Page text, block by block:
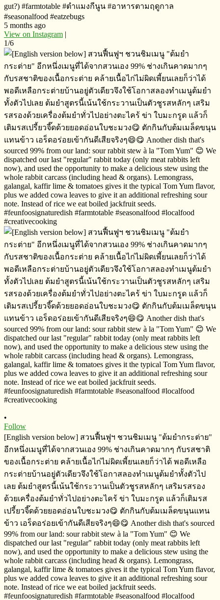
gut?) #farmtotable #ตำแมงกีนูน​ ​#อาหารตามฤดูกาล
#seasonalfood #eatzebugs
5 months ago
View on Instagram |
1/6
•
Follow
[English version below] สวนฟื้นฟูฯ​ ชวนชิมเมนู​ "ต้มยำกระต่าย​"
อีกหนึ่งเมนูที่ได้จากสวนเอง​ 99% ช่างเกินคาดมากๆ​ กับรสชาติ
ของ​เนื้อกระต่าย​ คล้ายเนื้อไก่ไม่ผิดเพี้ยนเลยก็ว่าได้​ พอดีเหลือ
กระต่ายบ้านอยู่ตัวเดียวจึงใช้โอกาสลองทำเมนูต้มยำทั้งตัวไป
เลย​ ต้มยำสูตรนี้เน้นใช้กระวานเป็นตัวชูรสหลักๆ เสริมรสรอง
ด้วยเครื่องต้มยำทั่วไปอย่างตะไคร้​ ข่า​ ใบมะกรูด​ แล้วก็เติมรส
เปรี้ยวจี๊ดด้วยยอดอ่อนใบชะมวง😋 ตักกินกับต้มเมล็ดขนุนแทน
ข้าว​ เอร็ดอร่อย​เข้ากันดีเสียจริงๆ😄😋 Another dish that's sourced
99% from our land: sour rabbit stew à la "Tom Yum" 😊 We
dispatched our last "regular" rabbit today (only meat rabbits left
now), and used the opportunity to make a delicious stew using the
whole rabbit carcass (including head & organs). Lemongrass,
galangal, kaffir lime & tomatoes gives it the typical Tom Yum flavor,
plus we added cowa leaves to give it an additional refreshing sour
note. Instead of rice we eat boiled jackfruit seeds.
#feunfoosignaturedish #farmtotable #seasonalfood #localfood